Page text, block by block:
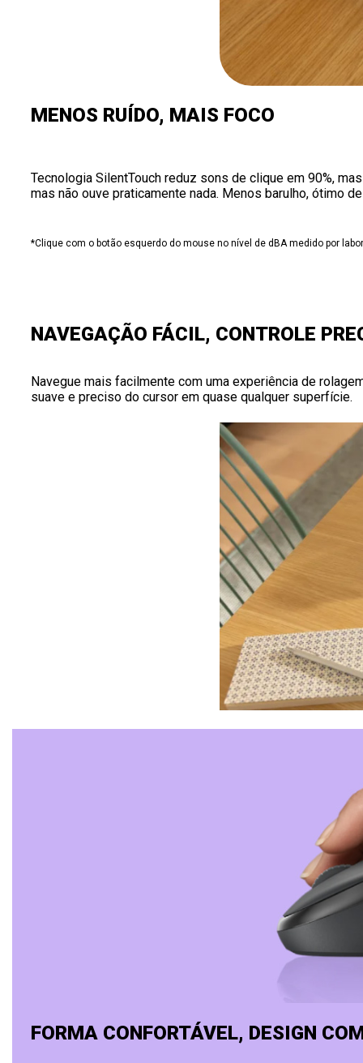
MENOS RUÍDO, MAIS FOCO
Tecnologia SilentTouch reduz sons de clique em 90%,
mas não ouve praticamente nada. Menos barulho, ótimo
*Clique com o botão esquerdo do mouse no nível de dBA medido por
NAVEGAÇÃO FÁCIL, CONTROLE
Navegue mais facilmente com uma experiência de
suave e preciso do cursor em quase qualquer superfície.
FORMA CONFORTÁVEL, DESIGN